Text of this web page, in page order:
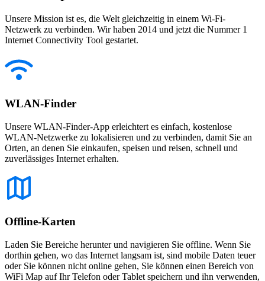
Unsere Mission ist es, die Welt gleichzeitig in einem Wi-Fi-
Netzwerk zu verbinden. Wir haben 2014 und jetzt die Nummer 1
Internet Connectivity Tool gestartet.
WLAN-Finder
Unsere WLAN-Finder-App erleichtert es einfach, kostenlose
WLAN-Netzwerke zu lokalisieren und zu verbinden, damit Sie an
Orten, an denen Sie einkaufen, speisen und reisen, schnell und
zuverlässiges Internet erhalten.
Offline-Karten
Laden Sie Bereiche herunter und navigieren Sie offline. Wenn Sie
dorthin gehen, wo das Internet langsam ist, sind mobile Daten teuer
oder Sie können nicht online gehen, Sie können einen Bereich von
WiFi Map auf Ihr Telefon oder Tablet speichern und ihn verwenden,